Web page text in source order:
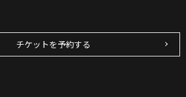
チケットを予約する